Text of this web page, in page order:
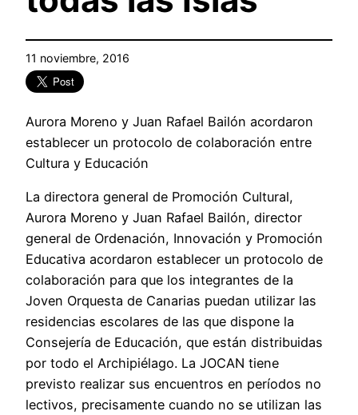
11 noviembre, 2016
Aurora Moreno y Juan Rafael Bailón acordaron
establecer un protocolo de colaboración entre
Cultura y Educación
La directora general de Promoción Cultural,
Aurora Moreno y Juan Rafael Bailón, director
general de Ordenación, Innovación y Promoción
Educativa acordaron establecer un protocolo de
colaboración para que los integrantes de la
Joven Orquesta de Canarias puedan utilizar las
residencias escolares de las que dispone la
Consejería de Educación, que están distribuidas
por todo el Archipiélago. La JOCAN tiene
previsto realizar sus encuentros en períodos no
lectivos, precisamente cuando no se utilizan las